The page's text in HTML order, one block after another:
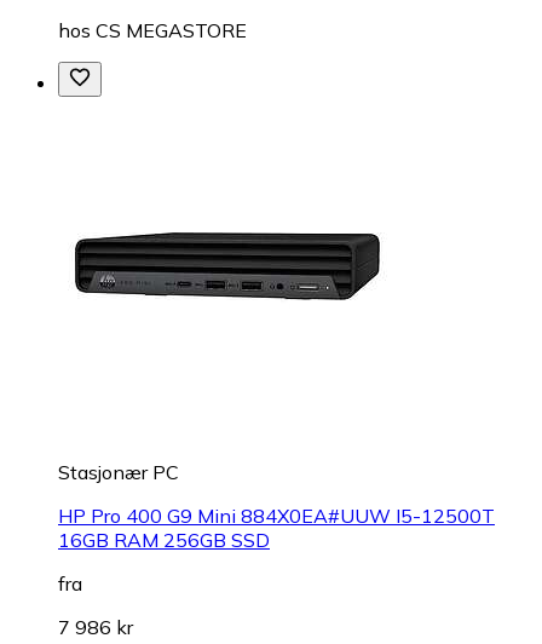
hos CS MEGASTORE
Stasjonær PC
HP Pro 400 G9 Mini 884X0EA#UUW I5-12500T
16GB RAM 256GB SSD
fra
7 986 kr